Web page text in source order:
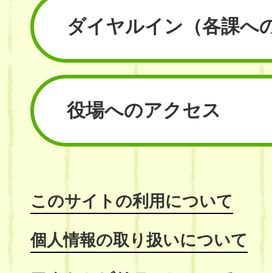
ダイヤルイン （各課へ
役場へのアクセス
このサイトの利用について
個人情報の取り扱いについて